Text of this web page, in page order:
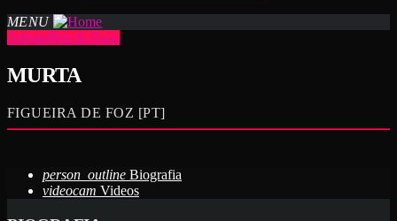
MENU
ArtistasPop & Rock
MURTA
FIGUEIRA DE FOZ [PT]
person_outline Biografia
videocam Videos